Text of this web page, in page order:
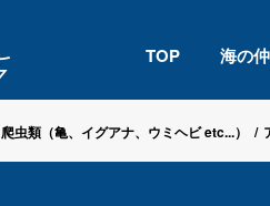
TOP 海の
爬虫類（亀、イグアナ、ウミヘビ etc...） /